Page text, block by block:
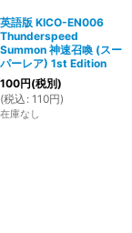
英語版 KICO-EN006
Thunderspeed
Summon 神速召喚 (スー
パーレア) 1st Edition
100円(税別)
(税込 : 110円)
在庫なし